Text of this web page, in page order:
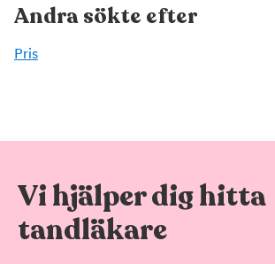
Andra sökte efter
Pris
Vi hjälper dig hitta
tandläkare